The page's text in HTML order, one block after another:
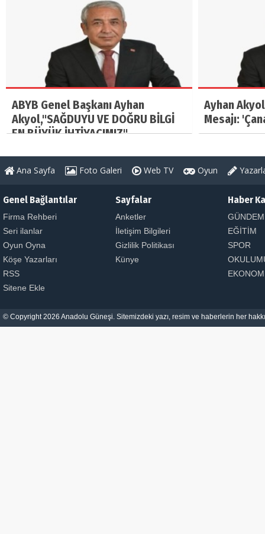
ABYB Genel Başkanı Ayhan
Akyol,"SAĞDUYU VE DOĞRU BİLGİ
EN BÜYÜK İHTİYACIMIZ"
Ayhan
Mesajı:
Ana Sayfa Foto Galeri Web TV Oyun
Genel Bağlantılar
Firma Rehberi
Seri ilanlar
Oyun Oyna
Köşe Yazarları
RSS
Sitene Ekle
Sayfalar
Anketler
İletişim Bilgileri
Gizlilik Politikası
Künye
Haber
GÜNDEM
EĞİTİM
SPOR
© Copyright 2026 Anadolu Güneşi. Sitemizdeki yazı, resim ve haberlerin her